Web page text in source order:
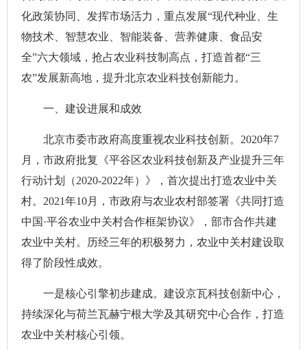
化政策协同、发挥市场活力，重点发展“现代种业、生
物技术、智慧农业、智能装备、营养健康、食品安
全”六大领域，抢占农业科技制高点，打造首都“三
农”发展新高地，提升北京农业科技创新能力。
一、建设进展和成效
北京市委市政府高度重视农业科技创新。2020年7
月，市政府批复《平谷区农业科技创新及产业提升三年
行动计划（2020-2022年）》，首次提出打造农业中关
村。2021年10月，市政府与农业农村部签署《共同打造
中国·平谷农业中关村合作框架协议》，部市合作共建
农业中关村。历经三年的积极努力，农业中关村建设取
得了阶段性成效。
一是核心引擎初步建成。建设京瓦科技创新中心，
持续深化与荷兰瓦赫宁根大学及其研究中心合作，打造
农业中关村核心引领。